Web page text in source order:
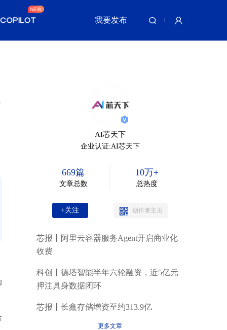
我要发布
AI芯天下
企业认证:AI芯天下
669篇
文章总数
10万+
总热度
+关注 创作者主页
芯报丨阿里云容器服务Agent开启商业化
收费
科创丨德塔智能半年六轮融资，近5亿元
押注具身数据闭环
芯报丨长鑫存储增资至约313.9亿
更多文章